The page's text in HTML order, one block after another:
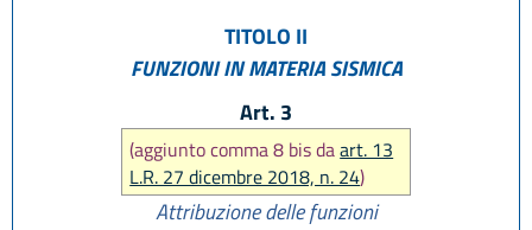
TITOLO II
FUNZIONI IN MATERIA SISMICA
Art. 3
(aggiunto comma 8 bis daart. 13
L.R. 27 dicembre 2018, n. 24)
Attribuzione delle funzioni